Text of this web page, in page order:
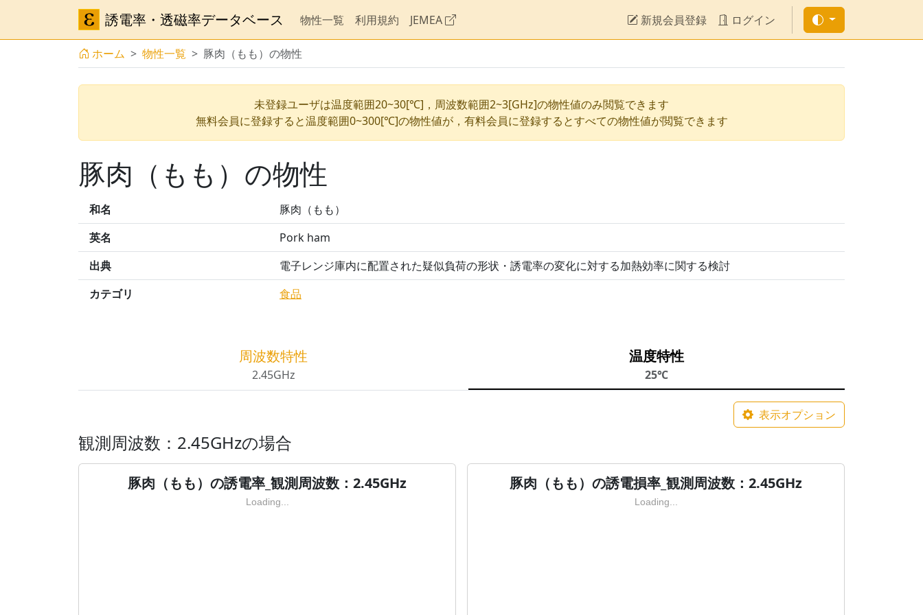
誘電率・透磁率データベース 物性一覧 利用規約 JEMEA 新規会員登録 ログイン
ホーム 物性一覧 豚肉（もも）の物性
未登録ユーザは温度範囲20~30[℃]，周波数範囲2~3[GHz]の物性値のみ閲覧できます
無料会員に登録すると温度範囲0~300[℃]の物性値が，有料会員に登録するとすべての物性値が閲覧できます
豚肉（もも）の物性
和名
豚肉（もも）
英名
Pork ham
出典
電子レンジ庫内に配置された疑似負荷の形状・誘電率の変化に対する加熱効率に関する検討
カテゴリ
食品
周波数特性
2.45GHz
温度特性
25℃
表示オプション
観測周波数：2.45GHzの場合
豚肉（もも）の誘電率_観測周波数：2.45GHz
Loading...
豚肉（もも）の誘電損率_観測周波数：2.45GHz
Loading...